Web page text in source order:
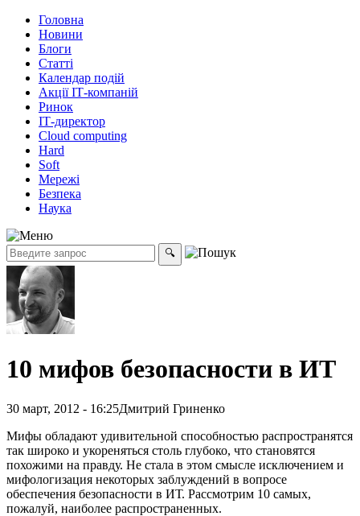
Головна
Новини
Блоги
Статті
Календар подій
Акції ІТ-компаній
Ринок
ІТ-директор
Cloud computing
Hard
Soft
Мережі
Безпека
Наука
10 мифов безопасности в ИТ
30 март, 2012 - 16:25Дмитрий Гриненко
Мифы обладают удивительной способностью распространятся
так широко и укореняться столь глубоко, что становятся
похожими на правду. Не стала в этом смысле исключением и
мифологизация некоторых заблуждений в вопросе
обеспечения безопасности в ИТ. Рассмотрим 10 самых,
пожалуй, наиболее распространенных.